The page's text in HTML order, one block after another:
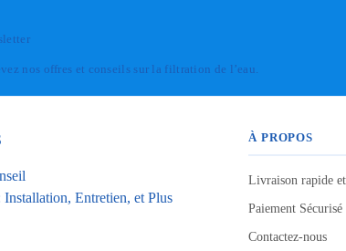
nos offres et conseils sur la filtration de l’eau.
Entretien, et Plus
À PROPOS
Livraison rapide
Paiement
Contactez-nous